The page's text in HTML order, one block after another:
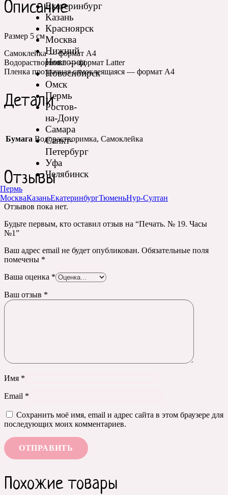
Екатеринбург
Казань
Красноярск
Москва
Нижний
Новгород
Новосибирск
Омск
Пермь
Ростов-
на-Дону
Самара
Санкт-
Петербург
Уфа
Челябинск
Пермь
МоскваКазаньЕкатеринбургТюменьНур-Султан
Описание
Размер 5 см
Самоклейка — формат А4
Водорастворимка — формат Latter
Пленка прозрачная самоклеящаяся — формат А4
Детали
Бумага Водорастворимка, Самоклейка
Отзывы
Отзывов пока нет.
Будьте первым, кто оставил отзыв на “Печать. № 19. Часы
№1”
Ваш адрес email не будет опубликован. Обязательные поля
помечены *
Ваша оценка *
Ваш отзыв *
Имя *
Email *
Сохранить моё имя, email и адрес сайта в этом браузере для
последующих моих комментариев.
Похожие товары